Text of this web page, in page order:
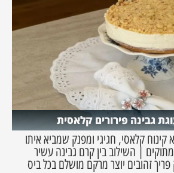
גבינה פירורים קלאסית
קינוח קלאסי, חגיגי ומפנק שמביא איתו
| השילוב בין קרם גבינה עשיר
פריך זהובים יוצר מרקם מושלם בכל ביס